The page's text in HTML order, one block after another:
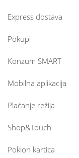
Express dostava
Pokupi
Konzum SMART
Mobilna aplikacija
Plaćanje režija
Shop&Touch
Poklon kartica